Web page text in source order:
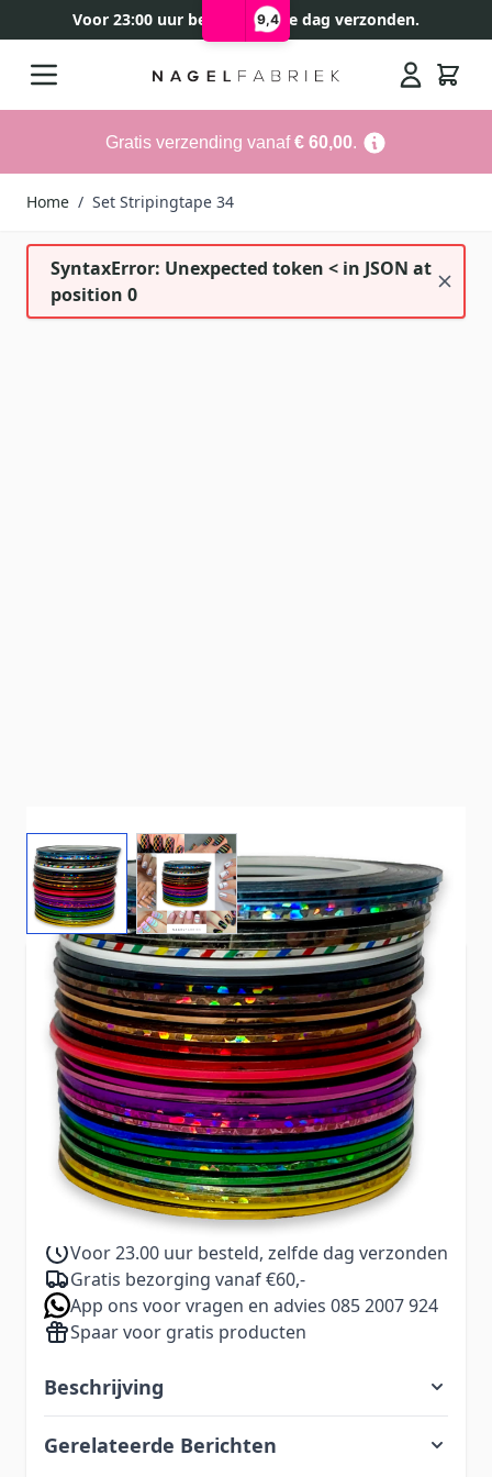
9,4
Voor 23:00 uur besteld, zelfde dag verzonden.
Gratis verzending vanaf€ 60,00.
Home / Set Stripingtape 34
SyntaxError: Unexpected token < in JSON at
position 0
View larger imageView larger image
Leuke set bestaande uit 34 kleuren stripingtape.
€ 16,99
Excl. BTW:€ 14,04
9,99
Excl. BTW:8,26
Aantal
Voor 23.00 uur besteld, zelfde dag verzonden
Gratis bezorging vanaf €60,-
App ons voor vragen en advies 085 2007 924
Spaar voor gratis producten
Beschrijving
Gerelateerde Berichten